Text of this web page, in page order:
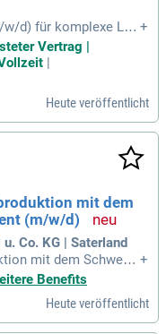
d) für komplexe Las
Technologien. Ihre
einsch
Zudem qualifizieren
ein abgeschlossene
und haben praktisch
qualitätsbewus
Deutschkenntnisse si
Herausforderun
motiviertes Team,
+
Vertrag |
|
Heute veröffentlicht
mit dem
(m/w/d)
Co. KG | Saterland
mit dem Schwerp
Aufgaben: Analyse,
und Kontrolle von Pro
+
Benefits
Heute veröffentlicht